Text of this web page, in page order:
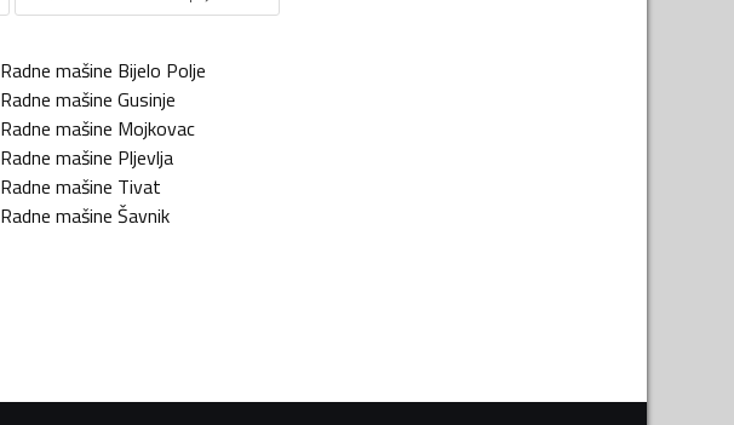
Radne mašine Bijelo Polje
Radne mašine Gusinje
Radne mašine Mojkovac
Radne mašine Pljevlja
Radne mašine Tivat
Radne mašine Šavnik